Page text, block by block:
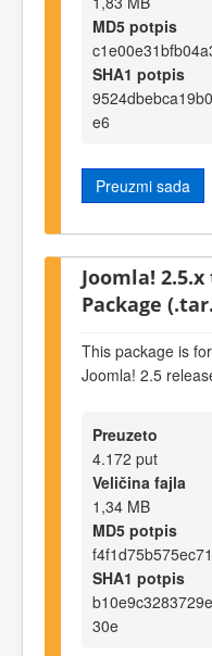
MD5 potpis
SHA1 potpis
e6
Preuzmi sada
Joomla!
Package
This package is
Joomla! 2.5
Preuzeto
4.172 put
Veličina fajla
1,34 MB
MD5 potpis
SHA1 potpis
30e